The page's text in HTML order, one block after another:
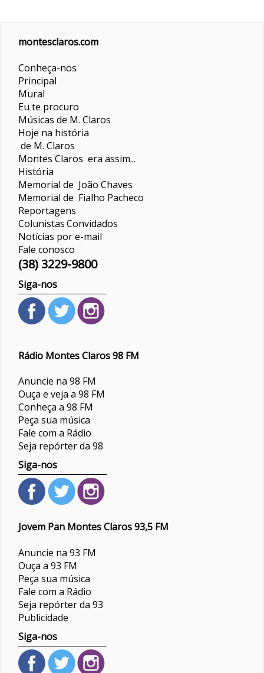
montesclaros.com
Conheça-nos
Principal
Mural
Eu te procuro
Músicas de M. Claros
Hoje na história
de M. Claros
Montes Claros era assim...
História
Memorial de João Chaves
Memorial de Fialho Pacheco
Reportagens
ColunistasConvidados
Notícias por e-mail
Fale conosco
(38) 3229-9800
Siga-nos
Rádio Montes Claros 98 FM
Anuncie na 98 FM
Ouça e veja a 98 FM
Conheça a 98 FM
Peça sua música
Fale com a Rádio
Seja repórter da 98
Siga-nos
Jovem Pan Montes Claros 93,5 FM
Anuncie na 93 FM
Ouça a 93 FM
Peça sua música
Fale com a Rádio
Seja repórter da 93
Publicidade
Siga-nos